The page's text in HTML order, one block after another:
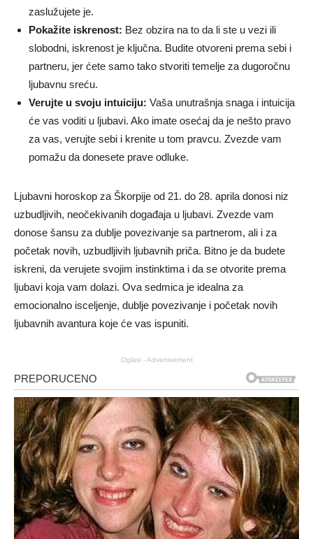
zaslužujete je.
Pokažite iskrenost: Bez obzira na to da li ste u vezi ili
slobodni, iskrenost je ključna. Budite otvoreni prema sebi i
partneru, jer ćete samo tako stvoriti temelje za dugoročnu
ljubavnu sreću.
Verujte u svoju intuiciju: Vaša unutrašnja snaga i intuicija
će vas voditi u ljubavi. Ako imate osećaj da je nešto pravo
za vas, verujte sebi i krenite u tom pravcu. Zvezde vam
pomažu da donesete prave odluke.
Ljubavni horoskop za Škorpije od 21. do 28. aprila donosi niz
uzbudljivih, neočekivanih događaja u ljubavi. Zvezde vam
donose šansu za dublje povezivanje sa partnerom, ali i za
početak novih, uzbudljivih ljubavnih priča. Bitno je da budete
iskreni, da verujete svojim instinktima i da se otvorite prema
ljubavi koja vam dolazi. Ova sedmica je idealna za
emocionalno isceljenje, dublje povezivanje i početak novih
ljubavnih avantura koje će vas ispuniti.
Oglasi - Advertisement